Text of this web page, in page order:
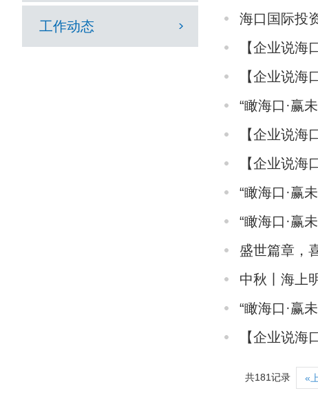
工作动态 海口国际投
【企业说海
【企业说海
“瞰海口·赢
【企业说海
【企业说
“瞰海口·赢
“瞰海口·赢
盛世篇章，
中秋丨海上
“瞰海口·赢
【企业说海
共181记录 «